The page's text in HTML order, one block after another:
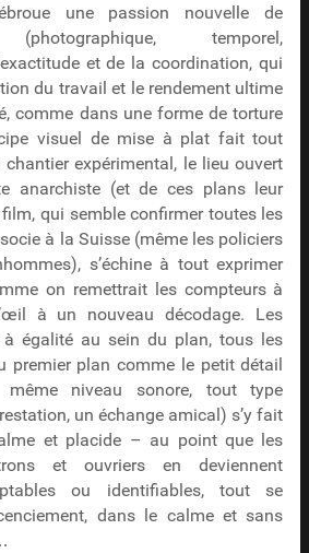
une passion nouvelle de
(photographique, temporel,
et de la coordination, qui
du travail et le rendement ultime
comme dans une forme de torture
visuel de mise à plat fait tout
chantier expérimental, le lieu ouvert
anarchiste (et de ces plans leur
qui semble confirmer toutes les
à la Suisse (même les policiers
s’échine à tout exprimer
on remettrait les compteurs à
à un nouveau décodage. Les
à égalité au sein du plan, tous les
premier plan comme le petit détail
niveau sonore, tout type
un échange amical) s’y fait
et placide – au point que les
et ouvriers en deviennent
ou identifiables, tout se
dans le calme et sans